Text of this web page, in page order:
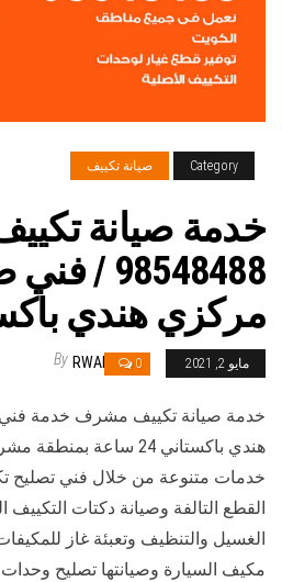
Category صيانة تكييف
خدمة صيانة
98548488
مركزي هندي
مايو 2, 2021 0
By RWAN
خدمة صيانة تكييف مشرف خدمة
هندي باكستاني 24 ساعة
خدمات متنوعة من خلال فني تصليح
القطع التالفة وصيانة دكتات
الغسيل والتنظيف وتعبئة غاز
مكيف السيارة وصيانتها تصليح